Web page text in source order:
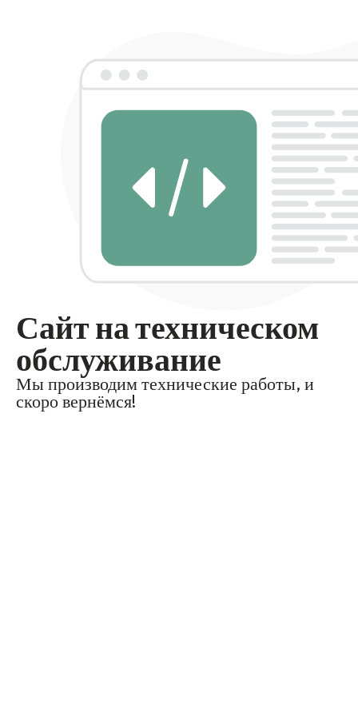
Сайт на техническом
обслуживание
Мы производим технические работы, и
скоро вернёмся!